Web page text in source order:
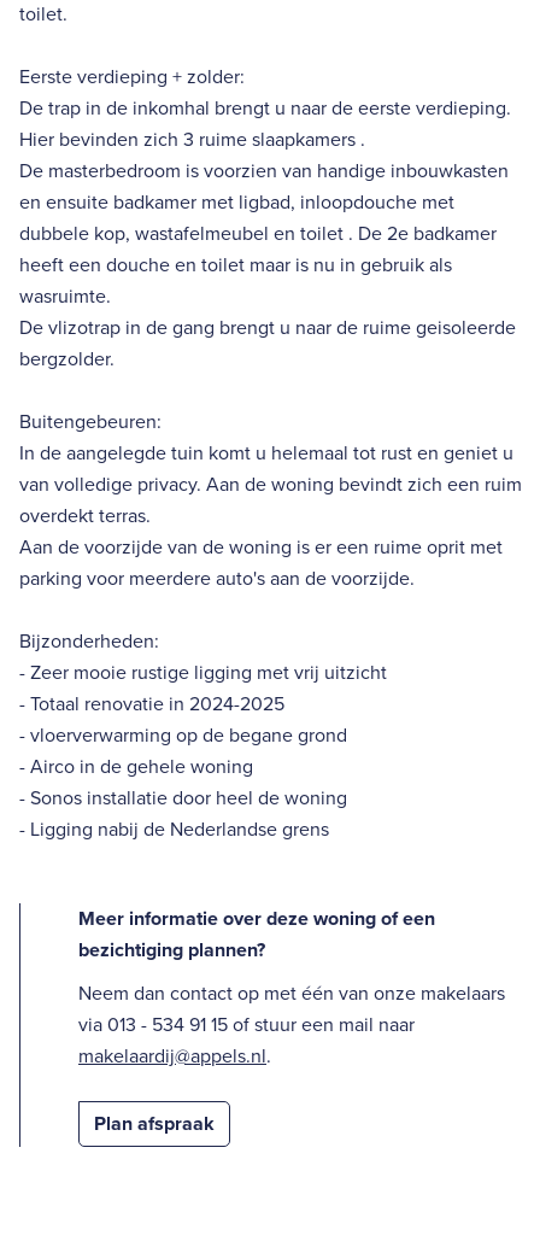
toilet.
Eerste verdieping + zolder:
De trap in de inkomhal brengt u naar de eerste verdieping.
Hier bevinden zich 3 ruime slaapkamers .
De masterbedroom is voorzien van handige inbouwkasten
en ensuite badkamer met ligbad, inloopdouche met
dubbele kop, wastafelmeubel en toilet . De 2e badkamer
heeft een douche en toilet maar is nu in gebruik als
wasruimte.
De vlizotrap in de gang brengt u naar de ruime geisoleerde
bergzolder.
Buitengebeuren:
In de aangelegde tuin komt u helemaal tot rust en geniet u
van volledige privacy. Aan de woning bevindt zich een ruim
overdekt terras.
Aan de voorzijde van de woning is er een ruime oprit met
parking voor meerdere auto's aan de voorzijde.
Bijzonderheden:
- Zeer mooie rustige ligging met vrij uitzicht
- Totaal renovatie in 2024-2025
- vloerverwarming op de begane grond
- Airco in de gehele woning
- Sonos installatie door heel de woning
- Ligging nabij de Nederlandse grens
Meer informatie over deze woning of een
bezichtiging plannen?
Neem dan contact op met één van onze makelaars
via 013 - 534 91 15 of stuur een mail naar
makelaardij@appels.nl.
Plan afspraak